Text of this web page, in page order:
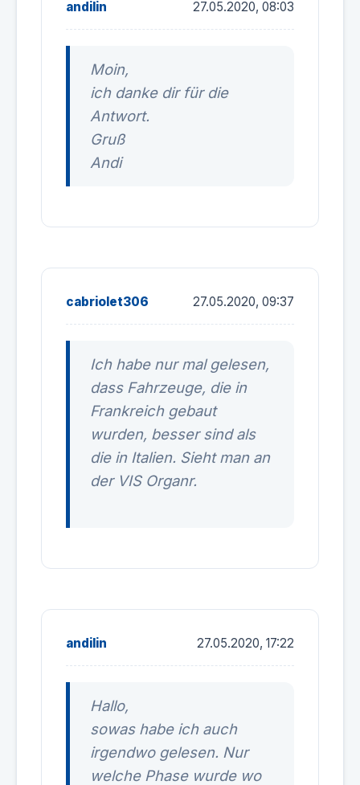
andilin 27.05.2020, 08:03
Moin,
ich danke dir für die
Antwort.
Gruß
Andi
cabriolet306 27.05.2020, 09:37
Ich habe nur mal gelesen,
dass Fahrzeuge, die in
Frankreich gebaut
wurden, besser sind als
die in Italien. Sieht man an
der VIS Organr.
andilin 27.05.2020, 17:22
Hallo,
sowas habe ich auch
irgendwo gelesen. Nur
welche Phase wurde wo